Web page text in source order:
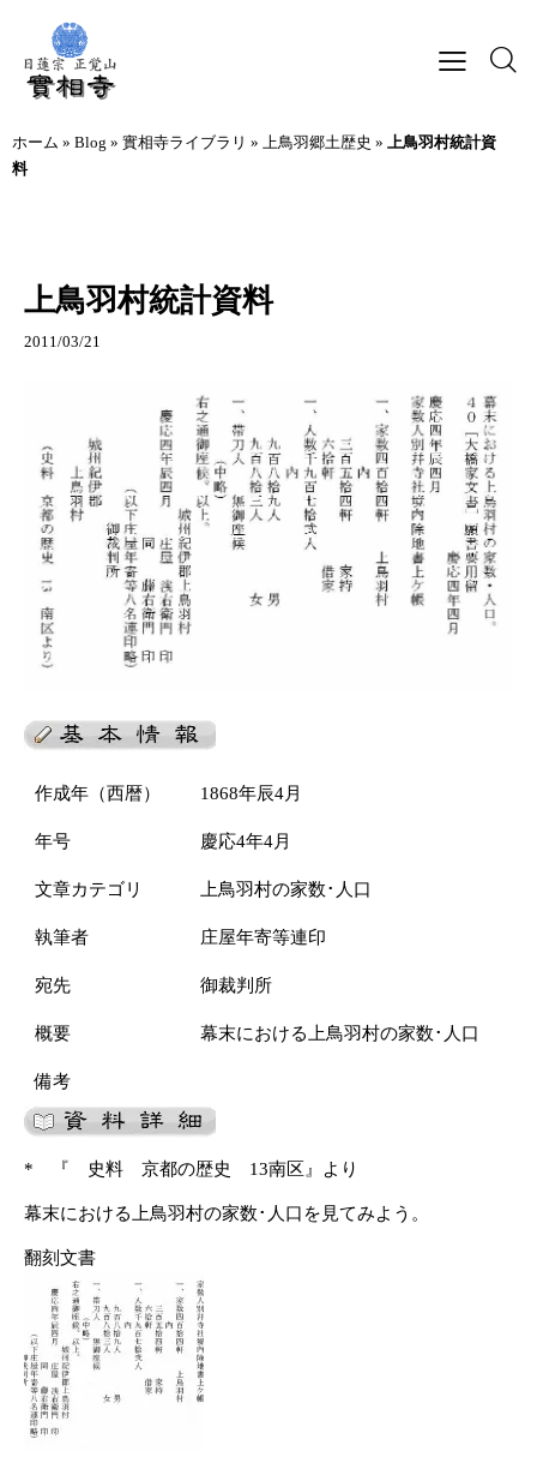
ホーム » Blog » 實相寺ライブラリ » 上鳥羽郷土歴史 » 上鳥羽村統計資
料
上鳥羽村統計資料
2011/03/21
作成年（西暦） 1868年辰4月
年号 慶応4年4月
文章カテゴリ 上鳥羽村の家数･人口
執筆者 庄屋年寄等連印
宛先 御裁判所
概要 幕末における上鳥羽村の家数･人口
備考
* 『 史料 京都の歴史 13南区』より
幕末における上鳥羽村の家数･人口を見てみよう。
翻刻文書